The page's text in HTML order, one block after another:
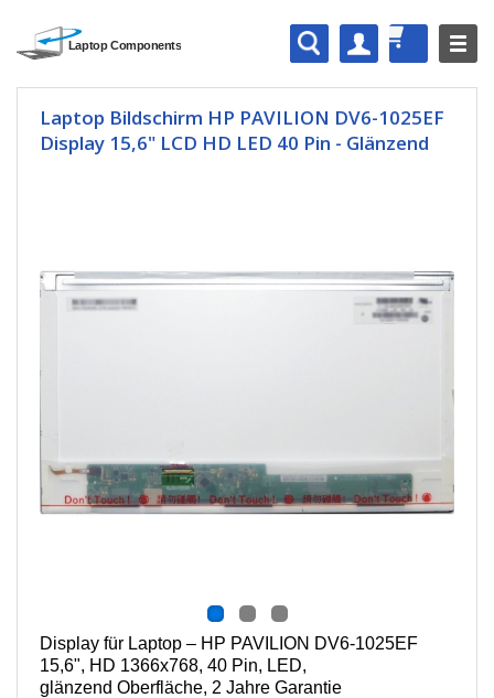
Laptop Bildschirm HP PAVILION DV6-1025EF
Display 15,6" LCD HD LED 40 Pin - Glänzend
Display für Laptop – HP PAVILION DV6-1025EF
15,6", HD 1366x768, 40 Pin, LED,
g länzend Oberfläche, 2 Jahre Garantie